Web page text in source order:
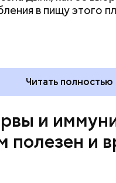
в пищу этого
Читать полностью
и
полезен и
желудка и